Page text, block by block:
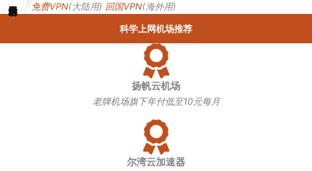
免费VPN(大陆用) 回国VPN(海外用)
科学上网机场推荐
扬帆云机场
老牌机场旗下年付低至10元每月
尔湾云加速器